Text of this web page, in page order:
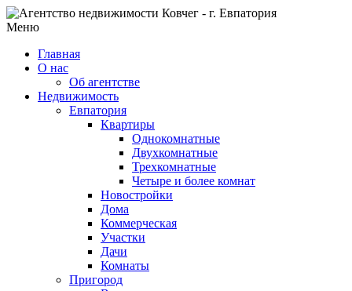
Меню
Главная
О нас
Об агентстве
Недвижимость
Евпатория
Квартиры
Однокомнатные
Двухкомнатные
Трехкомнатные
Четыре и более комнат
Новостройки
Дома
Коммерческая
Участки
Дачи
Комнаты
Пригород